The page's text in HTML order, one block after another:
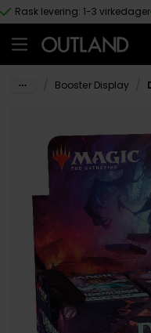
Hopp til hovedinnhold
Rask levering: 1-3 virkedager
Booster Display